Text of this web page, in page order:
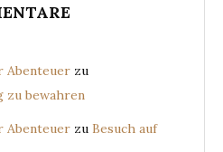
Abenteuer zu
zu bewahren
Abenteuer zu Besuch auf